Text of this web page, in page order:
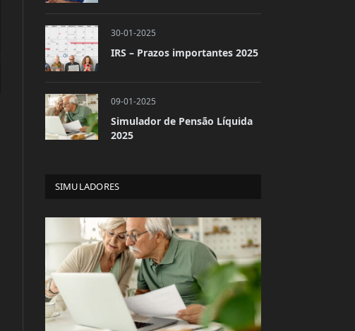
30-01-2025
IRS – Prazos importantes 2025
09-01-2025
Simulador de Pensão Líquida
2025
SIMULADORES